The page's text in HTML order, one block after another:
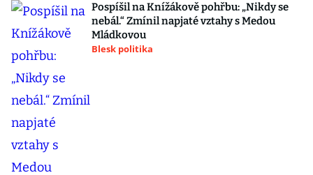
Pospíšil na Knížákově pohřbu: „Nikdy se
nebál.“ Zmínil napjaté vztahy s Medou
Mládkovou
Blesk politika